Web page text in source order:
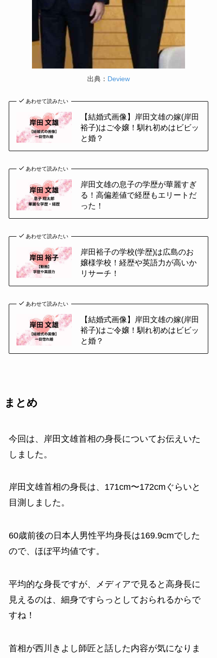
出典： Deview
あわせて読みたい
【結婚式画像】岸田文雄の嫁(岸田
裕子)はご令嬢！馴れ初めはビビッ
と婚？
あわせて読みたい
岸田文雄の息子の学歴が華麗すぎ
る！高偏差値で経歴もエリートだ
った！
あわせて読みたい
岸田裕子の学校(学歴)は広島のお
嬢様学校！経歴や英語力が高いか
リサーチ！
あわせて読みたい
【結婚式画像】岸田文雄の嫁(岸田
裕子)はご令嬢！馴れ初めはビビッ
と婚？
まとめ
今回は、岸田文雄首相の身長についてお伝えいた
しました。
岸田文雄首相の身長は、171cm〜172cmぐらいと
目測しました。
60歳前後の日本人男性平均身長は169.9cmでした
ので、ほぼ平均値です。
平均的な身長ですが、メディアで見ると高身長に
見えるのは、細身ですらっとしておられるからで
すね！
首相が西川きよし師匠と話した内容が気になりま